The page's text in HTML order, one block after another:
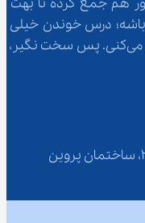
درس خوندن خیلی
آسون‌تر و باحال‌تر از چیزیه که فکرش رو می‌کنی. پس سخت نگیر،
تهران، میدان عطار، خیابان عطار، پلاک 26، ساختمان پروین